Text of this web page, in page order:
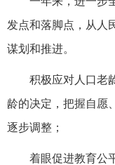
发点和落脚点，从人
谋划和推进。
积极应对人口老
龄的决定，把握自愿
逐步调整；
着眼促进教育公